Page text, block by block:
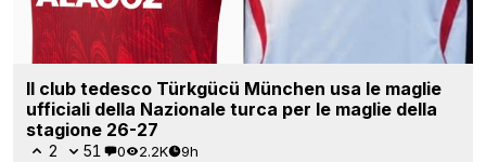
Il club tedesco Türkgücü München usa le maglie
ufficiali della Nazionale turca per le maglie della
stagione 26-27
2 51 0 2.2K 9h